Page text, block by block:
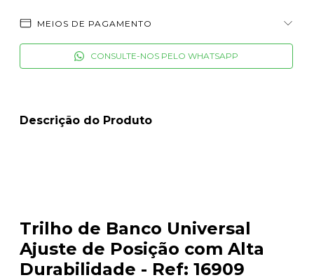
MEIOS DE PAGAMENTO
CONSULTE-NOS PELO WHATSAPP
Descrição do Produto
Trilho de Banco Universal
Ajuste de Posição com Alta
Durabilidade - Ref: 16909